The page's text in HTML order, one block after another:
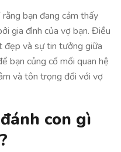
bạn đang cảm thấy
gia đình của vợ bạn. Điều
đẹp và sự tin tưởng giữa
bạn củng cố mối quan hệ
và tôn trọng đối với vợ
con gì